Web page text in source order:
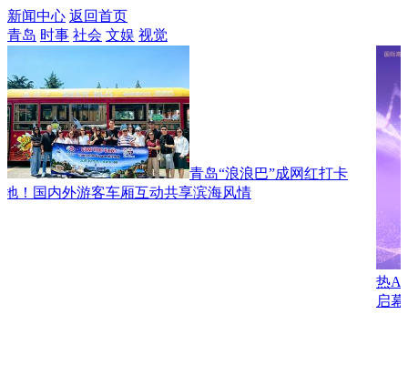
新闻中心 返回首页
青岛 时事 社会 文娱 视觉
青岛“浪浪巴”成网红打卡
地！国内外游客车厢互动共享滨海风情
热AI
启幕